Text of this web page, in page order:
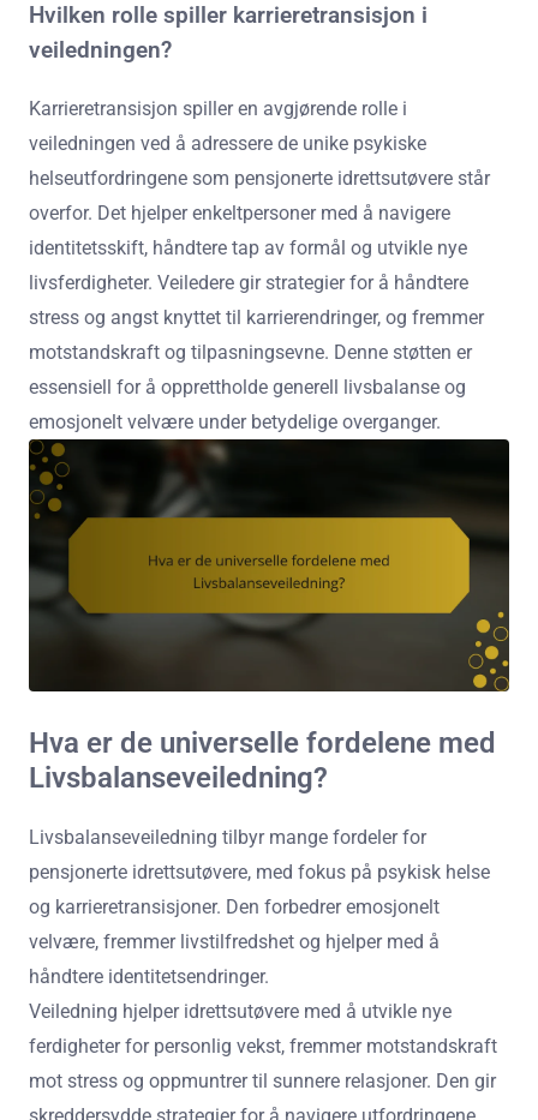
Hvilken rolle spiller karrieretransisjon i
veiledningen?
Karrieretransisjon spiller en avgjørende rolle i
veiledningen ved å adressere de unike psykiske
helseutfordringene som pensjonerte idrettsutøvere står
overfor. Det hjelper enkeltpersoner med å navigere
identitetsskift, håndtere tap av formål og utvikle nye
livsferdigheter. Veiledere gir strategier for å håndtere
stress og angst knyttet til karrierendringer, og fremmer
motstandskraft og tilpasningsevne. Denne støtten er
essensiell for å opprettholde generell livsbalanse og
emosjonelt velvære under betydelige overganger.
Hva er de universelle fordelene med
Livsbalanseveiledning?
Livsbalanseveiledning tilbyr mange fordeler for
pensjonerte idrettsutøvere, med fokus på psykisk helse
og karrieretransisjoner. Den forbedrer emosjonelt
velvære, fremmer livstilfredshet og hjelper med å
håndtere identitetsendringer.
Veiledning hjelper idrettsutøvere med å utvikle nye
ferdigheter for personlig vekst, fremmer motstandskraft
mot stress og oppmuntrer til sunnere relasjoner. Den gir
skreddersydde strategier for å navigere utfordringene